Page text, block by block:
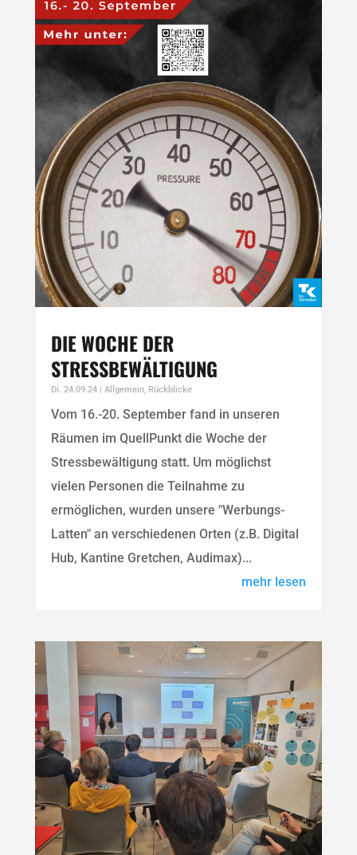
DIE WOCHE DER
STRESSBEWÄLTIGUNG
Di. 24.09.24| Allgemein, Rückblicke
Vom 16.-20. September fand in unseren
Räumen im QuellPunkt die Woche der
Stressbewältigung statt. Um möglichst
vielen Personen die Teilnahme zu
ermöglichen, wurden unsere "Werbungs-
Latten" an verschiedenen Orten (z.B. Digital
Hub, Kantine Gretchen, Audimax)...
mehr lesen